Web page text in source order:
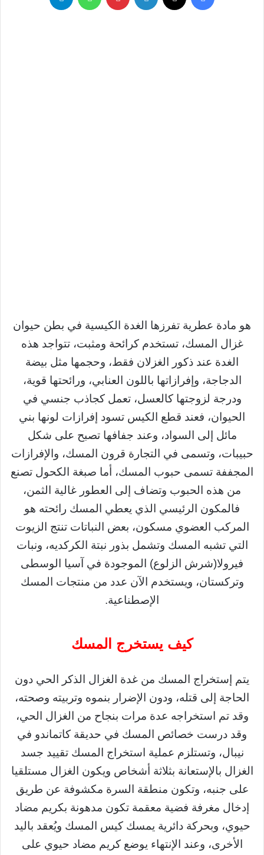
هو مادة عطرية تفرزها الغدة الكيسية في بطن حيوان
غزال المسك، تستخدم كرائحة ومثبت، تتواجد هذه
الغدة عند ذكور الغزلان فقط، وحجمها مثل بيضة
الدجاجة، وإفرازاتها باللون العنابي، ورائحتها قوية،
ودرجة لزوجتها كالعسل، تعمل كجاذب جنسي في
الحيوان، فعند قطع الكيس تسود إفرازات لونها بني
مائل إلى السواد، وعند جفافها تصبح على شكل
حبيبات، وتسمى في التجارة قرون المسك، والإفرازات
المجففة تسمى حبوب المسك، أما صبغة الكحول تصنع
من هذه الحبوب وتضاف إلى العطور غالية الثمن،
فالمكون الرئيسي الذي يعطي المسك رائحته هو
المركب العضوي مسكون، بعض النباتات تنتج الزيوت
التي تشبه المسك وتشمل بذور نبتة الكركديه، ونبات
فيرولا(شرش الزلوع) الموجودة في آسيا الوسطى
وتركستان، ويستخدم الآن عدد من منتجات المسك
الإصطناعية.
كيف يستخرج المسك
يتم إستخراج المسك من غدة الغزال الذكر الحي دون
الحاجة إلى قتله، ودون الإضرار بنموه وتربيته وصحته،
وقد تم استخراجه عدة مرات بنجاح من الغزال الحي،
وقد درست خصائص المسك في حديقة كاتماندو في
نيبال، وتستلزم عملية استخراج المسك تقييد جسد
الغزال بالإستعانة بثلاثة أشخاص ويكون الغزال مستلقيا
على جنبه، وتكون منطقة السرة مكشوفة عن طريق
إدخال مغرفة فضية معقمة تكون مدهونة بكريم مضاد
حيوي، وبحركة دائرية يمسك كيس المسك ويُعقد باليد
الأخرى، وعند الإنتهاء يوضع كريم مضاد حيوي على